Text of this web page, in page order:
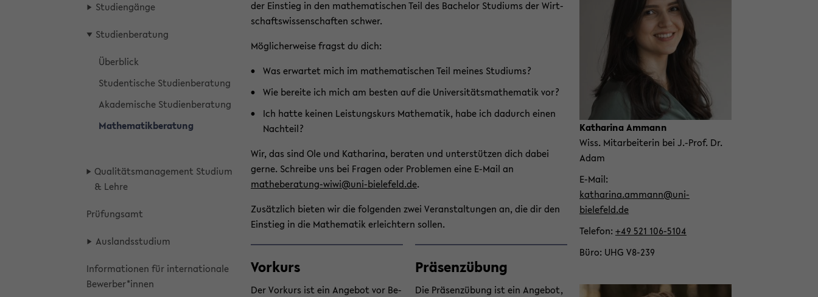
Stu­di­en­gän­ge
Stu­di­en­be­ra­tung
Über­blick
Stu­den­ti­sche Stu­di­en­be­ra­tung
Aka­de­mi­sche Stu­di­en­be­ra­tung
Ma­the­ma­tik­be­ra­tung
Qua­li­täts­ma­nage­ment Stu­di­um
& Lehre
Prü­fungs­amt
Aus­lands­stu­di­um
In­for­ma­tio­nen für in­ter­na­tio­na­le
Be­wer­ber*innen
wech­
seln
Ka­tha­ri­na Am­mann
Wiss. Mit­ar­bei­te­rin bei J.-Prof. Dr.
Adam
E-​Mail
ka­tha­ri­na.am­mann@uni-​
bielefeld.de
Te­le­fon +49 521 106-​5104
Büro UHG V8-​239
der Ein­stieg in den ma­the­ma­ti­schen Teil des Ba­che­lor Stu­di­ums der Wirt­
schafts­wis­sen­schaf­ten schwer.
Mög­li­cher­wei­se fragst du dich:
Was er­war­tet mich im ma­the­ma­ti­schen Teil mei­nes Stu­di­ums?
Wie be­rei­te ich mich am bes­ten auf die Uni­ver­si­täts­ma­the­ma­tik vor?
Ich hatte kei­nen Leis­tungs­kurs Ma­the­ma­tik, habe ich da­durch einen
Nach­teil?
Wir, das sind Ole und Ka­tha­ri­na, be­ra­ten und un­ter­stüt­zen dich dabei
gerne. Schrei­be uns bei Fra­gen oder Pro­ble­men eine E-​Mail an
matheberatung-​wiwi@uni-​bielefeld.de.
Zu­sätz­lich bie­ten wir die fol­gen­den zwei Ver­an­stal­tun­gen an, die dir den
Ein­stieg in die Ma­the­ma­tik er­leich­tern sol­len.
Vor­kurs
Der Vor­kurs ist ein An­ge­bot vor Be­
Prä­senz­übung
Die Prä­senz­übung ist ein An­ge­bot,